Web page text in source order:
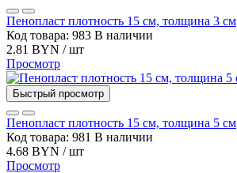
Пенопласт плотность 15 см, толщина 3 см
Код товара: 983 В наличии
2.81 BYN / шт
Просмотр
Быстрый просмотр
Пенопласт плотность 15 см, толщина 5 см
Код товара: 981 В наличии
4.68 BYN / шт
Просмотр